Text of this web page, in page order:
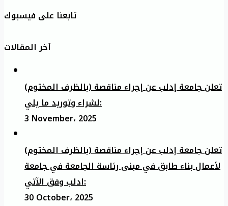
تابعنا على فيسبوك
آخر المقالات
تعلن جامعة إدلب عن إجراء مناقصة (بالظرف المختوم)
لشراء وتوريد ما يلي:
3 November، 2025
تعلن جامعة إدلب عن إجراء مناقصة (بالظرف المختوم)
لأعمال بناء طابق في مبنى رئاسة الجامعة في جامعة
ادلب وفق الآتي:
30 October، 2025